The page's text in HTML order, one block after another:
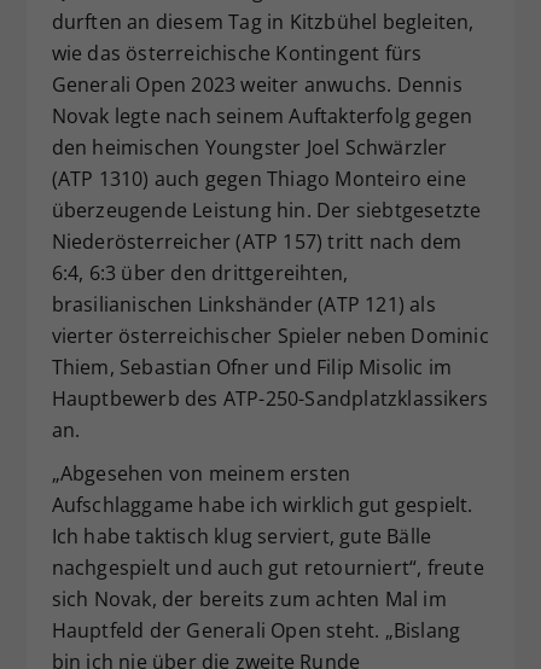
durften an diesem Tag in Kitzbühel begleiten,
wie das österreichische Kontingent fürs
Generali Open 2023 weiter anwuchs. Dennis
Novak legte nach seinem Auftakterfolg gegen
den heimischen Youngster Joel Schwärzler
(ATP 1310) auch gegen Thiago Monteiro eine
überzeugende Leistung hin. Der siebtgesetzte
Niederösterreicher (ATP 157) tritt nach dem
6:4, 6:3 über den drittgereihten,
brasilianischen Linkshänder (ATP 121) als
vierter österreichischer Spieler neben Dominic
Thiem, Sebastian Ofner und Filip Misolic im
Hauptbewerb des ATP-250-Sandplatzklassikers
an.
„Abgesehen von meinem ersten
Aufschlaggame habe ich wirklich gut gespielt.
Ich habe taktisch klug serviert, gute Bälle
nachgespielt und auch gut retourniert“, freute
sich Novak, der bereits zum achten Mal im
Hauptfeld der Generali Open steht. „Bislang
bin ich nie über die zweite Runde
Zweck
Dieser Wert speichert Ihre Consent-
Einstellungen. Unter anderem eine
zufällig generierte ID, für die
historische Speicherung Ihrer
vorgenommen Einstellungen, falls der
Webseiten-Betreiber dies eingestellt
hat.